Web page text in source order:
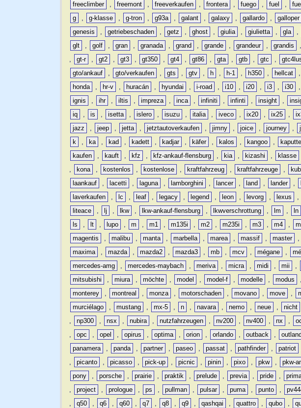
freeclimber
, freemont , freeverkaufen , frontera , fuego , fuel ,
g
, g-klasse , g-tron , g93a , galant , galaxy , gallardo , galloper
genesis
, getriebeschaden , getz , ghost , giulia , giulietta , gla ,
glt
, golf , gran , granada , grand , grande , grandeur , grandis ,
,
gt-r , gt2 , gt3 , gt350 , gt4 , gt86 , gta , gtb , gtc ,
gto/ankauf
, gto/verkaufen , gts , gtv , h , h-1 , h350 , hellcat ,
honda
, hr-v , huracán , hyundai , i-road , i10 , i20 , i3 , i30 ,
ignis
, ihr , iltis , impreza , inca , infiniti , infinti , insight ,
iq
, is , isetta , islero , isuzu , italia , iveco , ix20 , ix25 ,
jazz
, jeep , jetta , jetztautoverkaufen , jimny , joice , journey ,
k
, ka , kad , kadett , kadjar , käfer , kalos , kangoo ,
kaufen
, kauft , kfz , kfz-ankauf-flensburg , kia , kizashi , klasse
,
kona , kostenlos , kostenlose , kraftfahrzeug , kraftfahrzeuge ,
laankauf
, lacetti , laguna , lamborghini , lancer , land , lander ,
laverkaufen
, lc , leaf , legacy , legend , leon , levorg , lexus ,
liteace
, lj , lkw , lkw-ankauf-flensburg , lkwverschrottung , lm , ln
ls
, lt , lupo , m , m1 , m135i , m2 , m235i , m3 , m4 ,
magentis
, malibu , manta , marbella , marea , massif , master ,
maxima
, mazda , mazda2 , mazda3 , mb , mcv , mégane ,
mercedes-amg
, mercedes-maybach , meriva , micra , midi , mii ,
mitsubishi
, miura , möchte , model , model-f , modelle , modus ,
monterey
, montreal , monza , motorschaden , movano , move ,
murciélago
, mustang , mx-5 , n , navara , nemo , neue , nicht
,
np300 , nsx , nubira , nutzfahrzeugen , nv200 , nv400 , nx ,
,
opc , opel , opirus , optima , orion , orlando , outback ,
panamera
, panda , partner , paseo , passat , pathfinder , patriot
,
picanto , picasso , pick-up , picnic , pinin , pixo , pkw , pkw-
pony
, porsche , prairie , praktik , prelude , previa , pride ,
,
project , prologue , ps , pullman , pulsar , puma , punto ,
,
q50 , q6 , q60 , q7 , q8 , q9 , qashqai , quattro , qubo ,